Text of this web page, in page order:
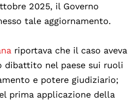
2025, il Governo
tale aggiornamento.
riportava che il caso aveva
dibattito nel paese sui ruoli
e potere giudiziario;
prima applicazione della